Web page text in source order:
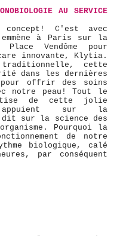
AU SERVICE
concept! C'est avec
à Paris sur la
Vendôme pour
innovante, Klytia.
cette
dans les dernières
pour offrir des soins
notre peau! Tout le
de cette jolie
sur la
dit sur la science des
Pourquoi la
de notre
biologique, calé
par conséquent